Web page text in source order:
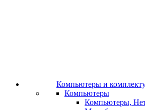
Компьютеры и
Компьютеры
Компьютеры,